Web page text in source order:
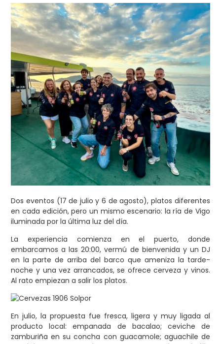
Dos eventos (17 de julio y 6 de agosto), platos diferentes
en cada edición, pero un mismo escenario: la ría de Vigo
iluminada por la última luz del día.
La experiencia comienza en el puerto, donde
embarcamos a las 20:00, vermú de bienvenida y un DJ
en la parte de arriba del barco que ameniza la tarde-
noche y una vez arrancados, se ofrece cerveza y vinos.
Al rato empiezan a salir los platos.
En julio, la propuesta fue fresca, ligera y muy ligada al
producto local: empanada de bacalao; ceviche de
zamburiña en su concha con guacamole; aguachile de